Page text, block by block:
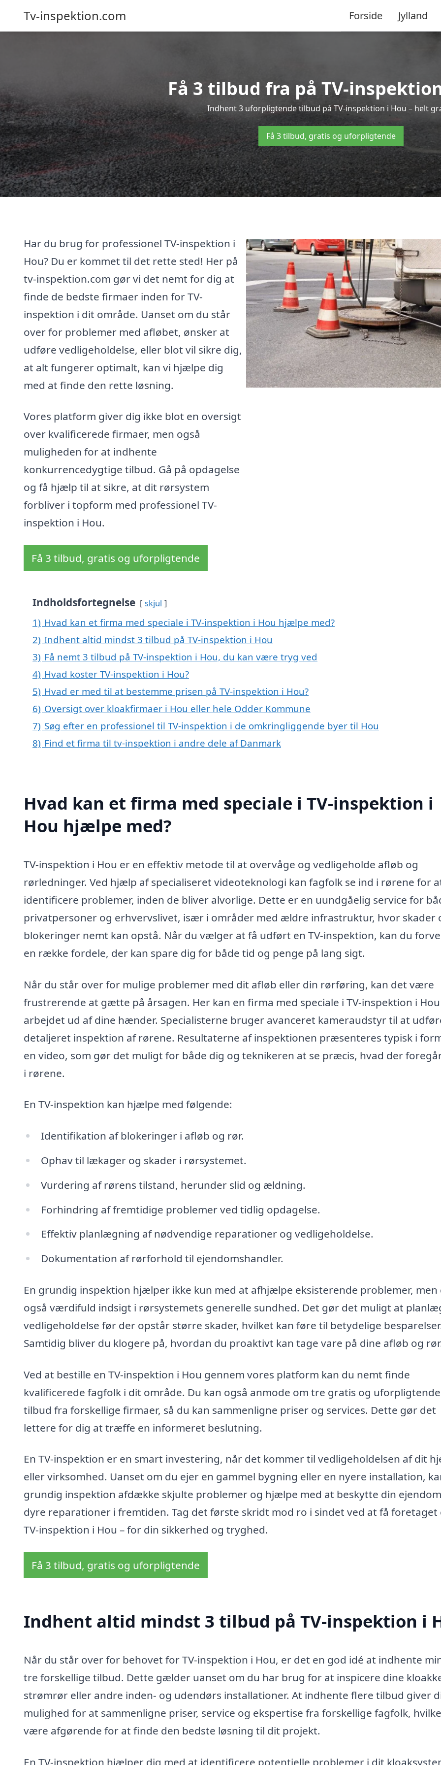
Tv-inspektion.com Forside Jylland
Få 3 tilbud fra på TV-
Indhent 3 uforpligtende tilbud på TV-inspektion i Hou – helt
Få 3 tilbud, gratis og uforpligtende
Har du brug for professionel TV-inspektion i
Hou? Du er kommet til det rette sted! Her på
tv-inspektion.com gør vi det nemt for dig at
finde de bedste firmaer inden for TV-
inspektion i dit område. Uanset om du står
over for problemer med afløbet, ønsker at
udføre vedligeholdelse, eller blot vil sikre dig,
at alt fungerer optimalt, kan vi hjælpe dig
med at finde den rette løsning.
Vores platform giver dig ikke blot en oversigt
over kvalificerede firmaer, men også
muligheden for at indhente
konkurrencedygtige tilbud. Gå på opdagelse
og få hjælp til at sikre, at dit rørsystem
forbliver i topform med professionel TV-
inspektion i Hou.
Få 3 tilbud, gratis og uforpligtende
Indholdsfortegnelse skjul
1) Hvad kan et firma med speciale i TV-inspektion i Hou hjælpe med?
2) Indhent altid mindst 3 tilbud på TV-inspektion i Hou
3) Få nemt 3 tilbud på TV-inspektion i Hou, du kan være tryg ved
4) Hvad koster TV-inspektion i Hou?
5) Hvad er med til at bestemme prisen på TV-inspektion i Hou?
6) Oversigt over kloakfirmaer i Hou eller hele Odder Kommune
7) Søg efter en professionel til TV-inspektion i de omkringliggende byer til Hou
8) Find et firma til tv-inspektion i andre dele af Danmark
Hvad kan et firma med speciale i TV-inspektion i
Hou hjælpe med?
TV-inspektion i Hou er en effektiv metode til at overvåge og vedligeholde afløb og
rørledninger. Ved hjælp af specialiseret videoteknologi kan fagfolk se ind i rørene for
identificere problemer, inden de bliver alvorlige. Dette er en uundgåelig service for
privatpersoner og erhvervslivet, især i områder med ældre infrastruktur, hvor skader
blokeringer nemt kan opstå. Når du vælger at få udført en TV-inspektion, kan du
en række fordele, der kan spare dig for både tid og penge på lang sigt.
Når du står over for mulige problemer med dit afløb eller din rørføring, kan det være
frustrerende at gætte på årsagen. Her kan en firma med speciale i TV-inspektion i
arbejdet ud af dine hænder. Specialisterne bruger avanceret kameraudstyr til at
detaljeret inspektion af rørene. Resultaterne af inspektionen præsenteres typisk i
en video, som gør det muligt for både dig og teknikeren at se præcis, hvad der
i rørene.
En TV-inspektion kan hjælpe med følgende:
Identifikation af blokeringer i afløb og rør.
Ophav til lækager og skader i rørsystemet.
Vurdering af rørens tilstand, herunder slid og ældning.
Forhindring af fremtidige problemer ved tidlig opdagelse.
Effektiv planlægning af nødvendige reparationer og vedligeholdelse.
Dokumentation af rørforhold til ejendomshandler.
En grundig inspektion hjælper ikke kun med at afhjælpe eksisterende problemer, men
også værdifuld indsigt i rørsystemets generelle sundhed. Det gør det muligt at
vedligeholdelse før der opstår større skader, hvilket kan føre til betydelige
Samtidig bliver du klogere på, hvordan du proaktivt kan tage vare på dine afløb og
Ved at bestille en TV-inspektion i Hou gennem vores platform kan du nemt finde
kvalificerede fagfolk i dit område. Du kan også anmode om tre gratis og uforpligtende
tilbud fra forskellige firmaer, så du kan sammenligne priser og services. Dette gør det
lettere for dig at træffe en informeret beslutning.
En TV-inspektion er en smart investering, når det kommer til vedligeholdelsen af dit
eller virksomhed. Uanset om du ejer en gammel bygning eller en nyere installation,
grundig inspektion afdække skjulte problemer og hjælpe med at beskytte din
dyre reparationer i fremtiden. Tag det første skridt mod ro i sindet ved at få foretaget
TV-inspektion i Hou – for din sikkerhed og tryghed.
Få 3 tilbud, gratis og uforpligtende
Indhent altid mindst 3 tilbud på TV-inspektion i
Når du står over for behovet for TV-inspektion i Hou, er det en god idé at indhente
tre forskellige tilbud. Dette gælder uanset om du har brug for at inspicere dine
strømrør eller andre inden- og udendørs installationer. At indhente flere tilbud giver
mulighed for at sammenligne priser, service og ekspertise fra forskellige fagfolk,
være afgørende for at finde den bedste løsning til dit projekt.
En TV-inspektion hjælper dig med at identificere potentielle problemer i dit